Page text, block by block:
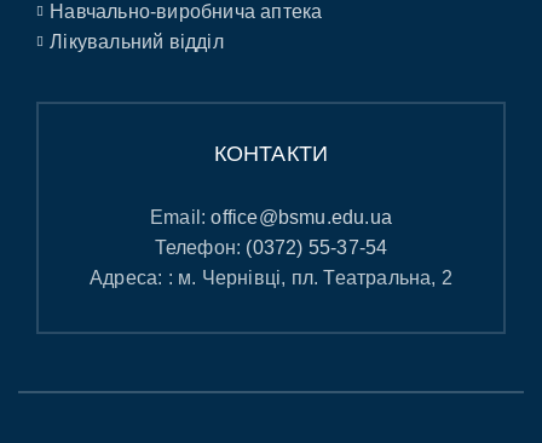
Навчально-виробнича аптека
Лікувальний відділ
КОНТАКТИ
Email:office@bsmu.edu.ua
Телефон: (0372) 55-37-54
Адреса: : м. Чернівці, пл. Театральна, 2